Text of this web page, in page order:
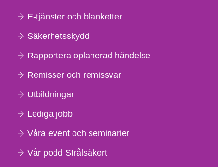
E-tjänster och blanketter
Säkerhetsskydd
Rapportera oplanerad händelse
Remisser och remissvar
Utbildningar
Lediga jobb
Våra event och seminarier
Vår podd Strålsäkert